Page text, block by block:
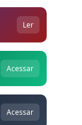
Ler
Acessar
Acessar